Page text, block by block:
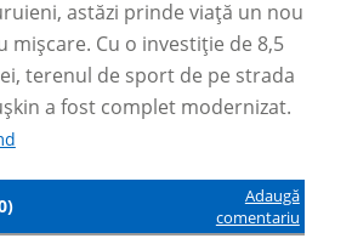
astăzi prinde viață un nou
mișcare. Cu o investiție de 8,5
terenul de sport de pe strada
a fost complet modernizat.
Adaugă
comentariu